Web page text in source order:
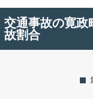
交通事故の寛政
故割合